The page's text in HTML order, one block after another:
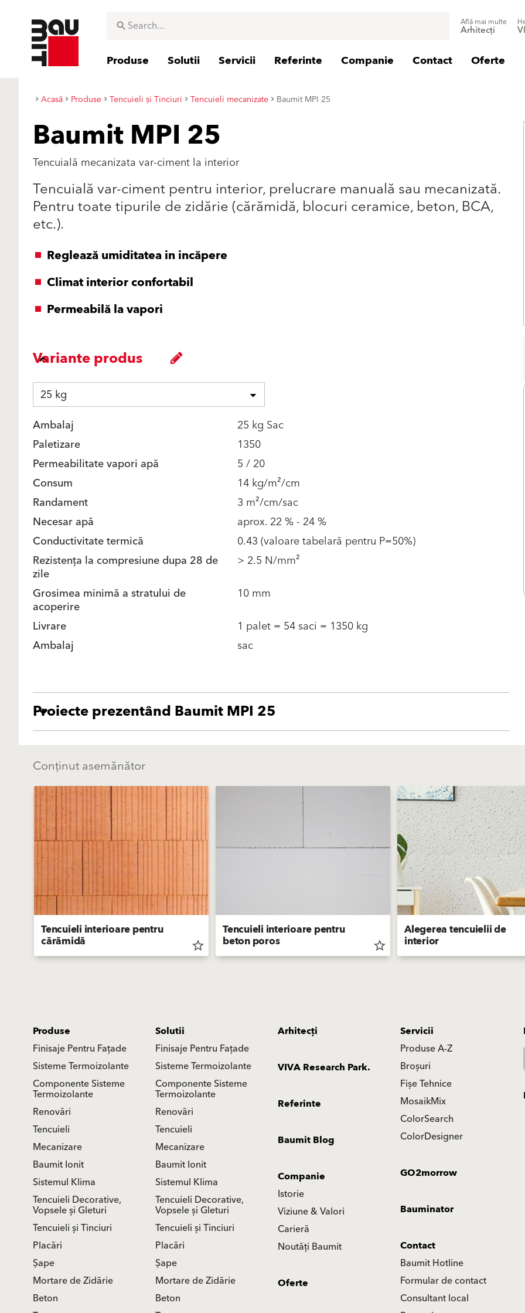
Află mai multe
Arhitecți
Produse Solutii Servicii Referinte Companie Contact Oferte
Acasă Produse Tencuieli și Tinciuri Tencuieli mecanizate Baumit MPI 25
Baumit MPI 25
Tencuială mecanizata var-ciment la interior
Tencuială var-ciment pentru interior, prelucrare manuală sau mecanizată.
Pentru toate tipurile de zidărie (cărămidă, blocuri ceramice, beton, BCA,
etc.).
Reglează umiditatea in incăpere
Climat interior confortabil
Permeabilă la vapori
Variante produs
25 kg
Ambalaj
25 kg Sac
Paletizare
1350
Permeabilitate vapori apă
5 / 20
Consum
14 kg/m²/cm
Randament
3 m²/cm/sac
Necesar apă
aprox. 22 % - 24 %
Conductivitate termică
0.43 (valoare tabelară pentru P=50%)
Rezistența la compresiune dupa 28 de
zile
> 2.5 N/mm²
Grosimea minimă a stratului de
acoperire
10 mm
Livrare
1 palet = 54 saci = 1350 kg
Ambalaj
sac
Proiecte prezentând Baumit MPI 25
Conținut asemănător
Tencuieli interioare pentru
cărămidă star_border
Tencuieli interioare pentru
beton poros star_border
Alegerea tencuielii de
interior
Produse
Finisaje Pentru Fațade
Sisteme Termoizolante
Componente Sisteme
Termoizolante
Renovări
Tencuieli
Mecanizare
Baumit Ionit
Sistemul Klima
Tencuieli Decorative,
Vopsele și Gleturi
Tencuieli și Tinciuri
Placări
Șape
Mortare de Zidărie
Beton
Solutii
Finisaje Pentru Fațade
Sisteme Termoizolante
Componente Sisteme
Termoizolante
Renovări
Tencuieli
Mecanizare
Baumit Ionit
Sistemul Klima
Tencuieli Decorative,
Vopsele și Gleturi
Tencuieli și Tinciuri
Placări
Șape
Mortare de Zidărie
Beton
Arhitecți
Servicii
Produse A-Z
Broșuri
Fișe Tehnice
MosaikMix
ColorSearch
ColorDesigner
VIVA Research Park.
Referinte
Baumit Blog
GO2morrow
Companie
Istorie
Viziune & Valori
Carieră
Noutăți Baumit
Bauminator
Contact
Baumit Hotline
Formular de contact
Consultant local
Oferte